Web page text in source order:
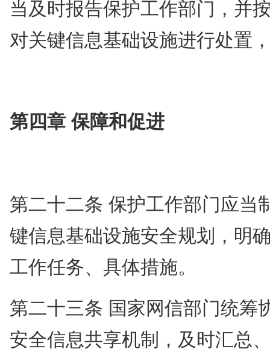
当及时报告保护工作部门，并
对关键信息基础设施进行处置
第四章 保障和促进
第二十二条 保护工作部门应当
键信息基础设施安全规划，明
工作任务、具体措施。
第二十三条 国家网信部门统筹
安全信息共享机制，及时汇总